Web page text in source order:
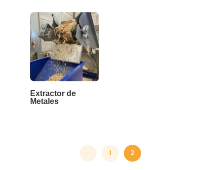
Extractor de
Metales
← 1 2